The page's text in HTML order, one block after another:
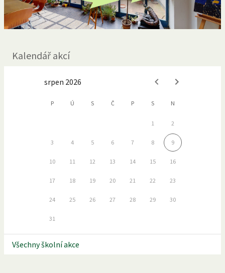
Kalendář akcí
srpen 2026
P Ú S Č P S N
1 2
3 4 5 6 7 8 9
10 11 12 13 14 15 16
17 18 19 20 21 22 23
24 25 26 27 28 29 30
31
Všechny školní akce